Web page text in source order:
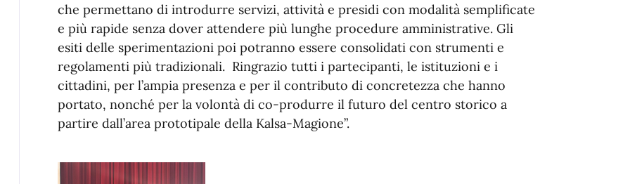
che permettano di introdurre servizi, attività e presidi con modalità semplificate
e più rapide senza dover attendere più lunghe procedure amministrative. Gli
esiti delle sperimentazioni poi potranno essere consolidati con strumenti e
regolamenti più tradizionali. Ringrazio tutti i partecipanti, le istituzioni e i
cittadini, per l’ampia presenza e per il contributo di concretezza che hanno
portato, nonché per la volontà di co-produrre il futuro del centro storico a
partire dall’area prototipale della Kalsa-Magione”.